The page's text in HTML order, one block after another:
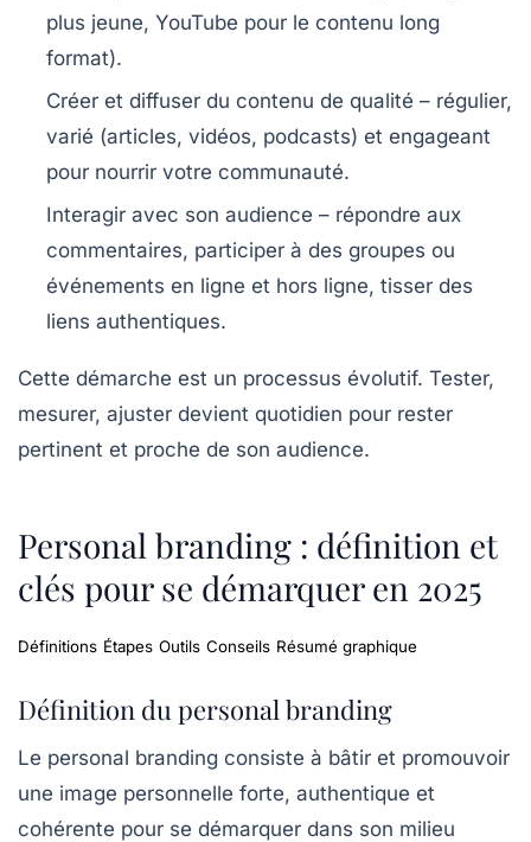
plus jeune, YouTube pour le contenu long
format).
Créer et diffuser du contenu de qualité – régulier,
varié (articles, vidéos, podcasts) et engageant
pour nourrir votre communauté.
Interagir avec son audience – répondre aux
commentaires, participer à des groupes ou
événements en ligne et hors ligne, tisser des
liens authentiques.
Cette démarche est un processus évolutif. Tester,
mesurer, ajuster devient quotidien pour rester
pertinent et proche de son audience.
Personal branding : définition et
clés pour se démarquer en 2025
Définitions Étapes Outils Conseils Résumé graphique
Définition du personal branding
Le personal branding consiste à bâtir et promouvoir
une image personnelle forte, authentique et
cohérente pour se démarquer dans son milieu